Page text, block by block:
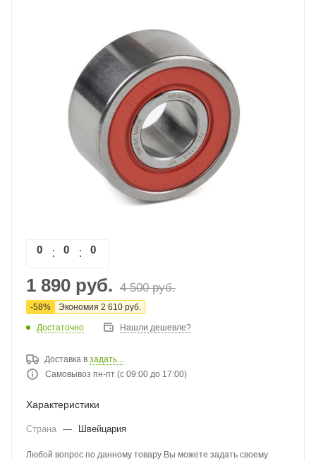
0 0 0
1 890 руб. 4 500руб.
-58% Экономия 2 610 руб.
Достаточно Нашли дешевле?
Доставка в задать...
Самовывоз пн-пт (с 09:00 до 17:00)
Характеристики
Страна — Швейцария
Любой вопрос по данному товару Вы можете задать своему